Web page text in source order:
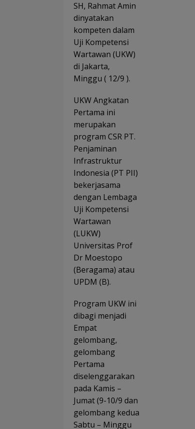
SH, Rahmat Amin
dinyatakan
kompeten dalam
Uji Kompetensi
Wartawan (UKW)
di Jakarta,
Minggu ( 12/9 ).
UKW Angkatan
Pertama ini
merupakan
program CSR PT.
Penjaminan
Infrastruktur
Indonesia (PT PII)
bekerjasama
dengan Lembaga
Uji Kompetensi
Wartawan
(LUKW)
Universitas Prof
Dr Moestopo
(Beragama) atau
UPDM (B).
Program UKW ini
dibagi menjadi
Empat
gelombang,
gelombang
Pertama
diselenggarakan
pada Kamis –
Jumat (9-10/9 dan
gelombang kedua
Sabtu – Minggu